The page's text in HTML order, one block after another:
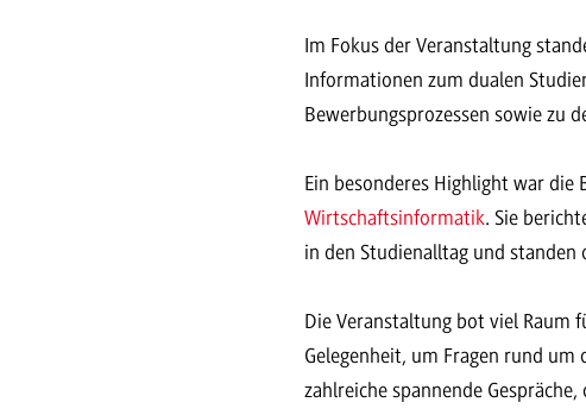
Im Fokus der Veranstaltung
Informationen zum dualen
Bewerbungsprozessen sowie zu
Ein besonderes Highlight war die
Wirtschaftsinformatik. Sie
in den Studienalltag und standen
Die Veranstaltung bot viel Raum
Gelegenheit, um Fragen rund
zahlreiche spannende